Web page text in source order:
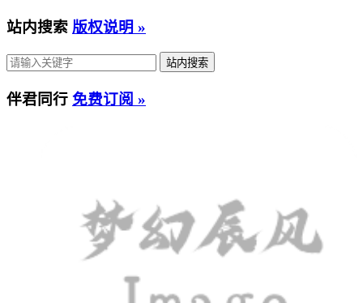
站内搜索 版权说明 »
伴君同行 免费订阅 »